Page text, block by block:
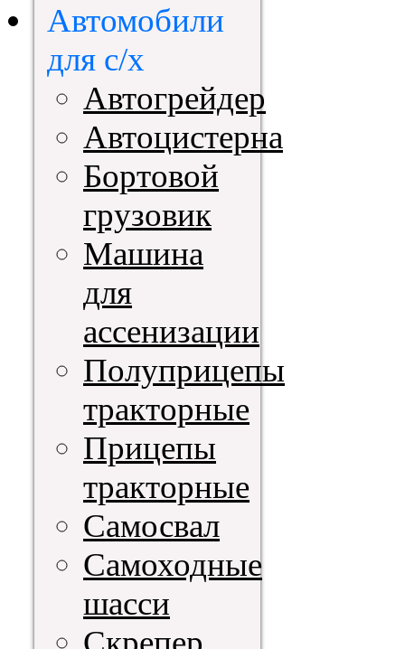
Автомобили
для с/х
Автогрейдер
Автоцистерна
Бортовой
грузовик
Машина
для
ассенизации
Полуприцепы
тракторные
Прицепы
тракторные
Самосвал
Самоходные
шасси